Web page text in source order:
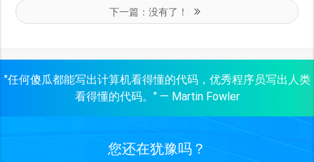
下一篇：没有了！
"任何傻瓜都能写出计算机看得懂的代码，优秀程序员写出人类
看得懂的代码。" — Martin Fowler
您还在犹豫吗？